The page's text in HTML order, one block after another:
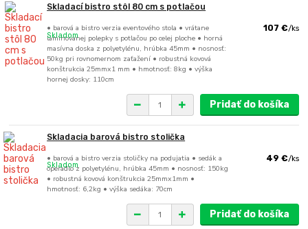
Skladací bistro stôl 80 cm s potlačou
• barová a bistro verzia eventového stola • vrátane
laminovanej polepky s potlačou po celej ploche • horná
masívna doska z polyetylénu, hrúbka 45mm • nosnosť:
50kg pri rovnomernom zaťažení • robustná kovová
konštrukcia 25mmx1 mm • hmotnosť: 8kg • výška
hornej dosky: 110cm
107 €/ks
Skladom
Pridať do košíka
Skladacia barová bistro stolička
• barová a bistro verzia stoličky na podujatia • sedák a
operadlo z polyetylénu, hrúbka 45mm • nosnosť: 150kg
• robustná kovová konštrukcia 25mmx1mm •
hmotnosť: 6,2kg • výška sedáka: 70cm
49 €/ks
Skladom
Pridať do košíka